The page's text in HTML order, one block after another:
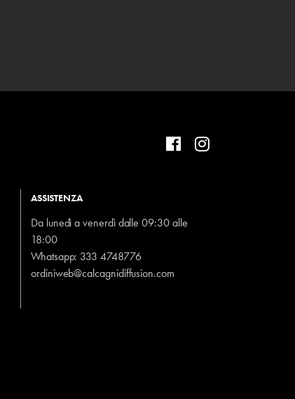
ASSISTENZA
Da lunedì a venerdì dalle 09:30 alle
18:00
Whatsapp: 333 4748776
ordiniweb@calcagnidiffusion.com